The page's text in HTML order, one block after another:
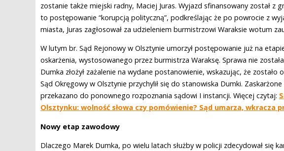
zostanie także miejski radny, Maciej Juras. Wyjazd sfinansowany został z
to postępowanie “korupcją polityczną”, podkreślając że po powrocie z
miasta, Juras zagłosował za udzieleniem burmistrzowi Waraksie wotum
W lutym br. Sąd Rejonowy w Olsztynie umorzył postępowanie już na
oskarżenia, wystosowanego przez burmistrza Waraksę. Sprawa nie
Dumka złożył zażalenie na wydane postanowienie, wskazując, że
Sąd Okręgowy w Olsztynie przychylił się do stanowiska Dumki.
przekazano do ponownego rozpoznania sądowi I instancji. Więcej czytaj:
Olsztynku: wolność słowa czy pomówienie? Sąd umarza, wkracza
Nowy etap zawodowy
Dlaczego Marek Dumka, po wielu latach służby w policji zdecydował się